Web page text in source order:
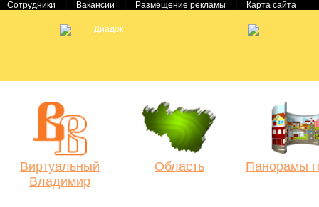
Сотрудники Вакансии Размещение рекламы Карта сайта
Виртуальный
Владимир
Область Панорамы